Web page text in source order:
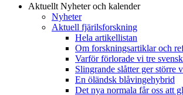
Aktuellt Nyheter och kalender
Nyheter
Aktuell fjärilsforskning
Hela artikellistan
Om forskningsartiklar och
Varför förlorade vi tre
Slingrande slåtter ger större
En öländsk blåvingehybrid
Det nya normala får oss att